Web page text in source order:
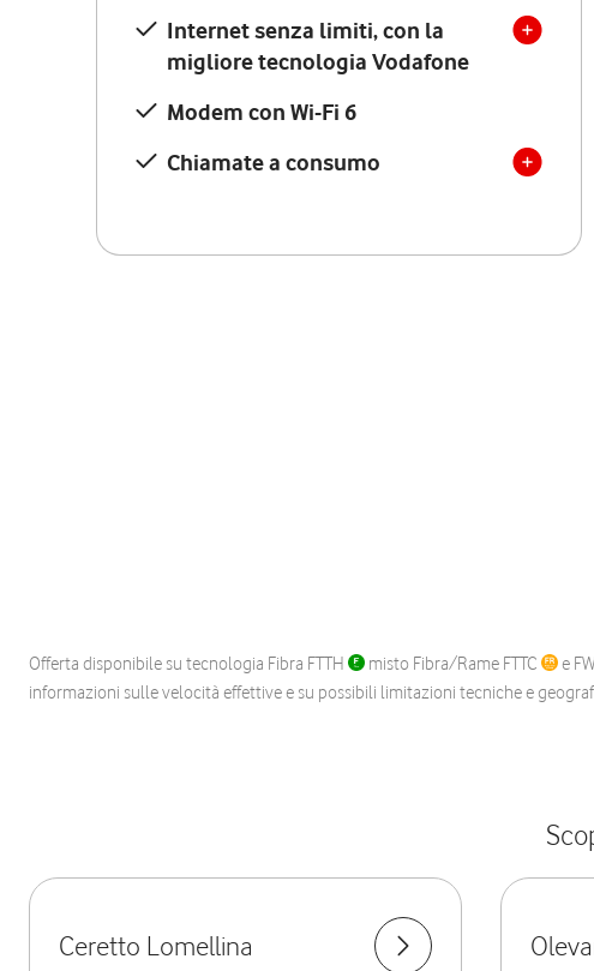
Internet senza limiti, con la
migliore tecnologia Vodafone
Modem con Wi-Fi 6
Chiamate a consumo
Offerta disponibile su tecnologia Fibra FTTH misto Fibra/Rame FTTC e
informazioni sulle velocità effettive e su possibili limitazioni tecniche e
Ceretto Lomellina